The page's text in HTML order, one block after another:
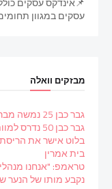
עסקים במגוון
מבזקים וואלה
גבר כבן 25 נמשה מבריכה ציבורית ברחובות - מצבו קשה
גבר כבן 50 נדרס למוות בכביש 4, סמוך לצומת פרדסיה
בלוט אישר את
בית אמרין
טראמפ: "אנחנו
נקבע מותו של הנער